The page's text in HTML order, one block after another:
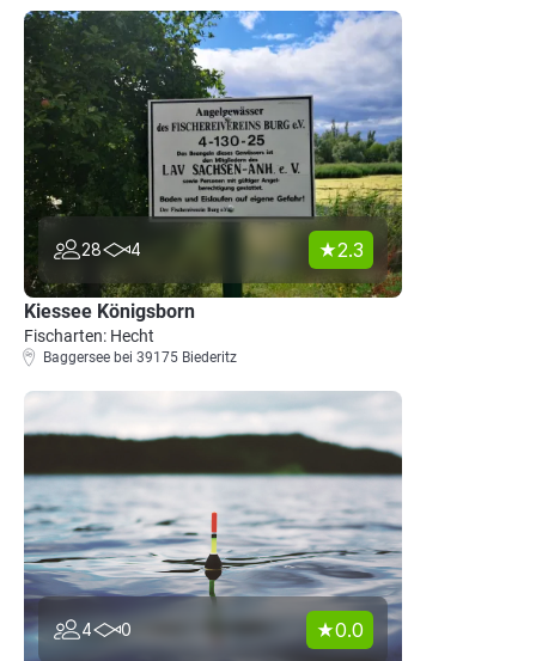
28 4 2.3
Kiessee Königsborn
Fischarten: Hecht
Baggersee bei 39175 Biederitz
4 0 0.0